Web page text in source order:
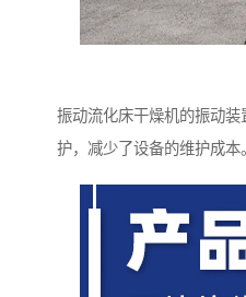
振动流化床干燥机的振动
护，减少了设备的维护成本。